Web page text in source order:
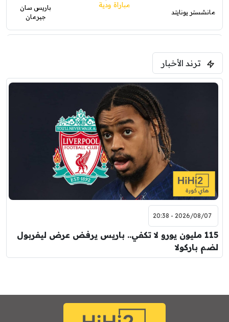
مانشستر يونايتد
مباراة ودية
باريس سان
جيرمان
فرينتسفاروشي
7:00 م
مباراة ودية
نوتنغهام فورست
اودينيزي
8:00 م
مباراة ودية
ترند الأخبار
2026/08/07 - 20:38
115 مليون يورو لا تكفي.. باريس يرفض عرض ليفربول
لضم باركولا